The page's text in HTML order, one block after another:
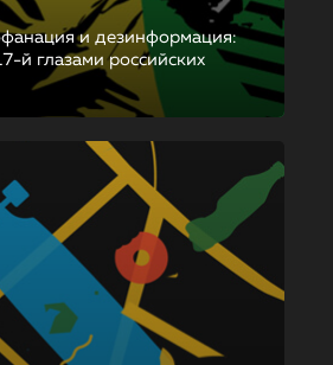
и дезинформация:
й глазами российских